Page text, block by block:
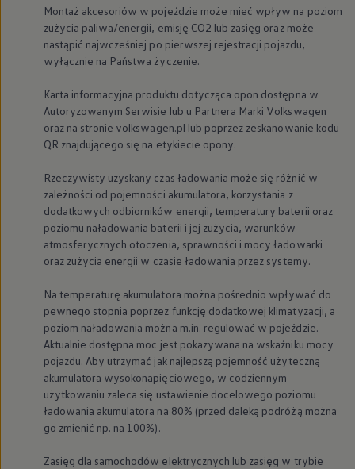
Montaż akcesoriów w pojeździe może mieć wpływ na poziom
zużycia paliwa/energii, emisję CO2 lub zasięg oraz może
nastąpić najwcześniej po pierwszej rejestracji pojazdu,
wyłącznie na Państwa życzenie.
Karta informacyjna produktu dotycząca opon dostępna w
Autoryzowanym Serwisie lub u Partnera Marki Volkswagen
oraz na stronie volkswagen.pl lub poprzez zeskanowanie kodu
QR znajdującego się na etykiecie opony.
Rzeczywisty uzyskany czas ładowania może się różnić w
zależności od pojemności akumulatora, korzystania z
dodatkowych odbiorników energii, temperatury baterii oraz
poziomu naładowania baterii i jej zużycia, warunków
atmosferycznych otoczenia, sprawności i mocy ładowarki
oraz zużycia energii w czasie ładowania przez systemy.
Na temperaturę akumulatora można pośrednio wpływać do
pewnego stopnia poprzez funkcję dodatkowej klimatyzacji, a
poziom naładowania można m.in. regulować w pojeździe.
Aktualnie dostępna moc jest pokazywana na wskaźniku mocy
pojazdu. Aby utrzymać jak najlepszą pojemność użyteczną
akumulatora wysokonapięciowego, w codziennym
użytkowaniu zaleca się ustawienie docelowego poziomu
ładowania akumulatora na 80% (przed daleką podróżą można
go zmienić np. na 100%).
Zasięg dla samochodów elektrycznych lub zasięg w trybie